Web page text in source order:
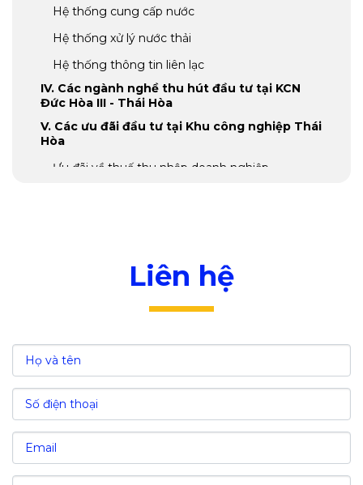
Hệ thống cung cấp nước
Hệ thống xử lý nước thải
Hệ thống thông tin liên lạc
IV. Các ngành nghề thu hút đầu tư tại KCN
Đức Hòa III - Thái Hòa
V. Các ưu đãi đầu tư tại Khu công nghiệp Thái
Hòa
Ưu đãi về thuế thu nhập doanh nghiệp
VII. Nguồn lao động và chi phí nhân công
VIII. Giá trị kinh tế của Khu công nghiệp Đức
Liên hệ